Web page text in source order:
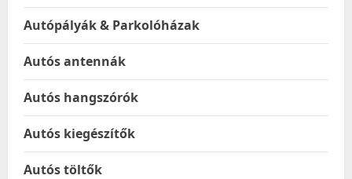
Autópályák & Parkolóházak
Autós antennák
Autós hangszórók
Autós kiegészítők
Autós töltők